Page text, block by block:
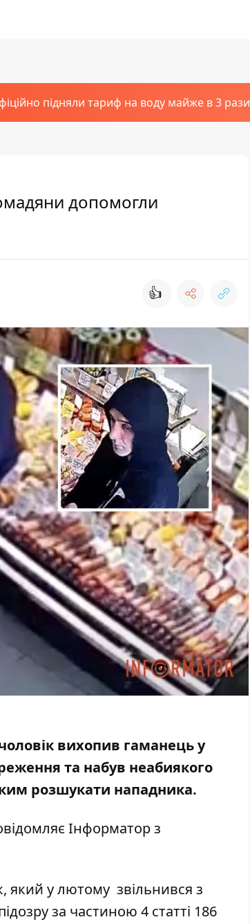
підняли тариф на воду майже в 3 рази
допомогли
👍
вихопив гаманець у
та набув неабиякого
розшукати нападника.
Інформатор з
який у лютому звільнився з
за частиною 4 статті 186